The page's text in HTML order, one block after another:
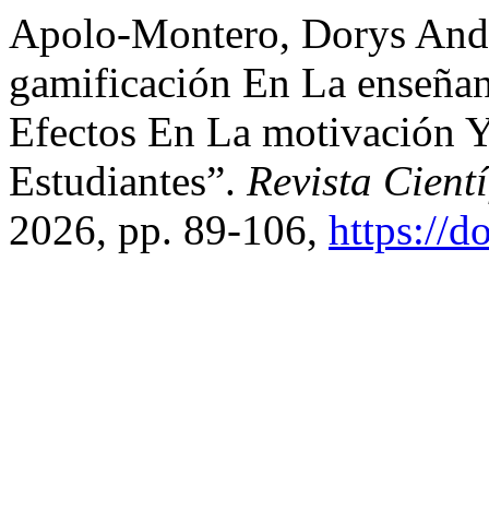
Apolo-Montero, Dorys
gamificación En La
Efectos En La motivación
Estudiantes”. Revista
2026, pp. 89-106, https://